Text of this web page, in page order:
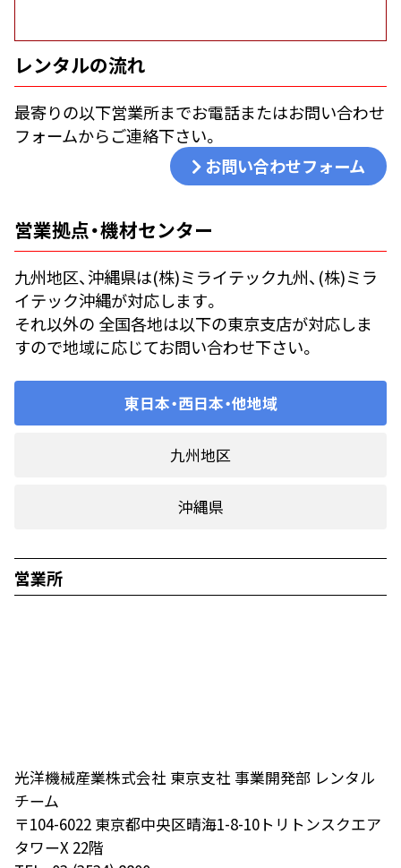
レンタルの流れ
最寄りの以下営業所までお電話またはお問い合わせ
フォームからご連絡下さい。
お問い合わせフォーム
営業拠点・機材センター
九州地区、沖縄県は(株)ミライテック九州、(株)ミラ
イテック沖縄が対応します。
それ以外の 全国各地は以下の東京支店が対応しま
すので地域に応じてお問い合わせ下さい。
東日本・西日本・他地域
九州地区
沖縄県
営業所
光洋機械産業株式会社 東京支社 事業開発部 レンタル
チーム
〒104-6022 東京都中央区晴海1-8-10トリトンスクエア
タワーX 22階